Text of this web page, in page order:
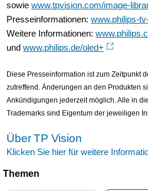
sowiewww.tpvision.com/image-
Presseinformationen:www.philips-
Weitere Informationen:
undwww.philips.de/oled+
Diese Presseinformation ist zum Zeitpunkt
zutreffend. Änderungen an den Produkten
Ankündigungen jederzeit möglich. Alle in
Trademarks sind Eigentum der jeweiligen
Über TP Vision
Klicken Sie hier für weitere
Themen